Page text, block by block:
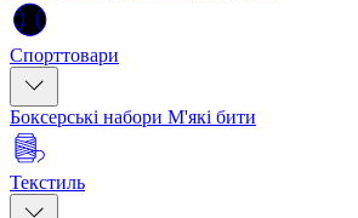
Спорттовари
Боксерські набори М'які бити
Текстиль